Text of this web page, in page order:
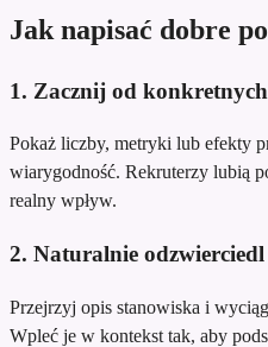
Jak napisać dobre
1. Zacznij od
Pokaż liczby, metryki lub efekty
wiarygodność. Rekruterzy lubią
realny wpływ.
2. Naturalnie odzwierciedl
Przejrzyj opis stanowiska i
Wpleć je w kontekst tak, aby